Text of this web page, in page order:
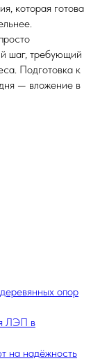
которая готова
шаг, требующий
Подготовка к
— вложение в
опор
ЛЭП в
на надёжность